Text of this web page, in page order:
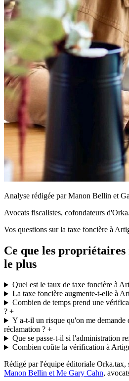
Analyse rédigée par Manon Bellin et
Avocats fiscalistes, cofondateurs
Vos questions sur la taxe foncière à
Ce que les propriétaires
le plus
Quel est le taux de taxe foncière à
La taxe foncière augmente-t-elle à
Combien de temps prend une
? +
Y a-t-il un risque qu'on me demande
réclamation ? +
Que se passe-t-il si l'administration
Combien coûte la vérification à
Rédigé par l'équipe éditoriale Orka.tax,
Manon Bellin et Me Gary Cahn,